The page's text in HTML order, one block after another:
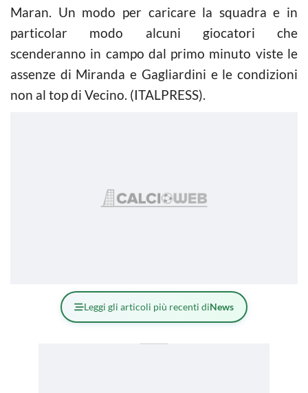
Maran. Un modo per caricare la squadra e in
particolar modo alcuni giocatori che
scenderanno in campo dal primo minuto viste le
assenze di Miranda e Gagliardini e le condizioni
non al top di Vecino. (ITALPRESS).
Leggi gli articoli più recenti diNews